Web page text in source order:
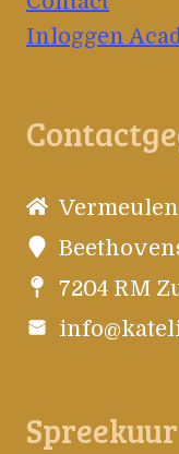
Inloggen
7204 RM
Spreekuur